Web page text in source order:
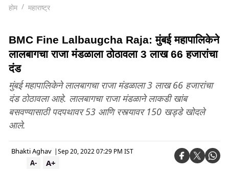
होम महाराष्ट्र
BMC Fine Lalbaugcha Raja: मुंबई महापालिकेने
लालबागचा राजा मंडळाला ठोठावला 3 लाख 66 हजारांचा
दंड
मुंबई महापालिकेने लालबागचा राजा मंडळाला 3 लाख 66 हजारांचा
दंड ठोठावला आहे. लालबागचा राजा मंडळाने लाकडी खांब
बसवण्यासाठी पदपथावर 53 आणि रस्त्यावर 150 खड्डे खोदले
आले.
Bhakti Aghav |Sep 20, 2022 07:29 PM IST
A+
A-